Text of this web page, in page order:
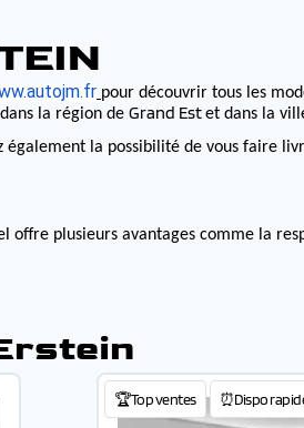
pour découvrir tous les
la région de Grand Estet dans la
également la possibilité de vous faire
offre plusieurs avantages comme la
🏆Top ventes ⏰Dispo